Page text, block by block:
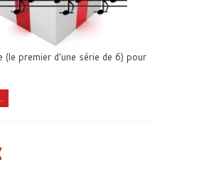
(le premier d'une série de 6) pour